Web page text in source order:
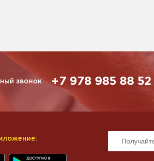
звонок +7 978 985 88 52